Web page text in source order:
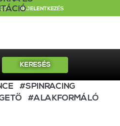
BEJELENTKEZÉS
KERESÉS
#SPINRACING
#ALAKFORMÁLÓ